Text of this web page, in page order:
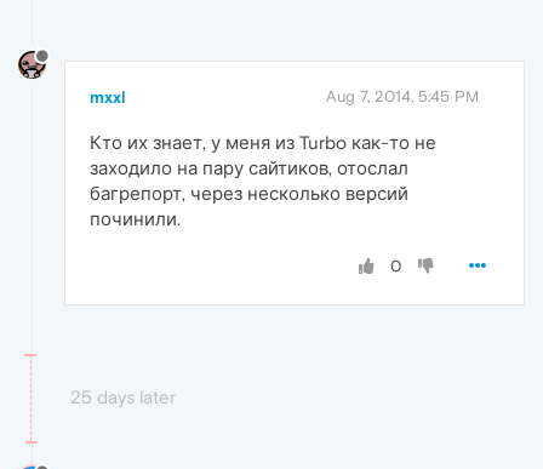
mxxl Aug 7, 2014, 5:45 PM
Кто их знает, у меня из Turbo как-то не
заходило на пару сайтиков, отослал
багрепорт, через несколько версий
починили.
0
25 days later